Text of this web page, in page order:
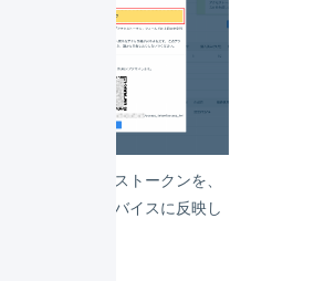
生成されたアクセストークンを、
手入力し、庫内デバイスに反映し